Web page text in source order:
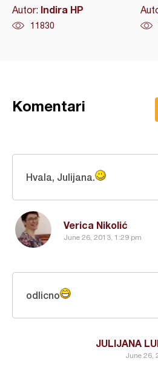
Autor: Indira HP
11830
Komentari
Verica Nikolić
June 26, 2013, 1:29 pm
Hvala, Julijana.
JULIJANA
June 26,
odlicno